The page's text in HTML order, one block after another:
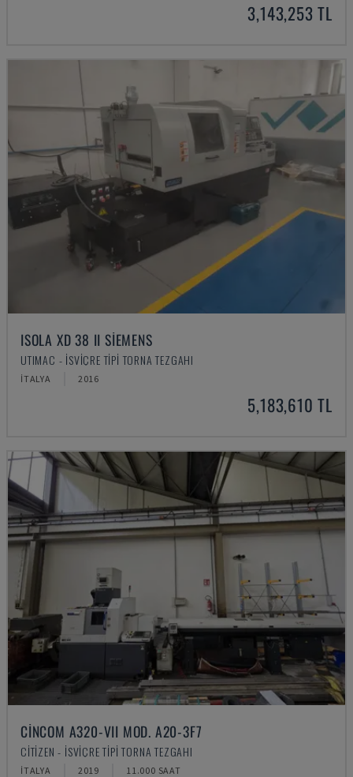
3,143,253 TL
ISOLA XD 38 II SIEMENS
UTIMAC - İSVIÇRE TIPI TORNA TEZGAHI
İTALYA 2016
5,183,610 TL
CINCOM A320-VII MOD. A20-3F7
CITIZEN - İSVIÇRE TIPI TORNA TEZGAHI
İTALYA 2019 11.000 SAAT